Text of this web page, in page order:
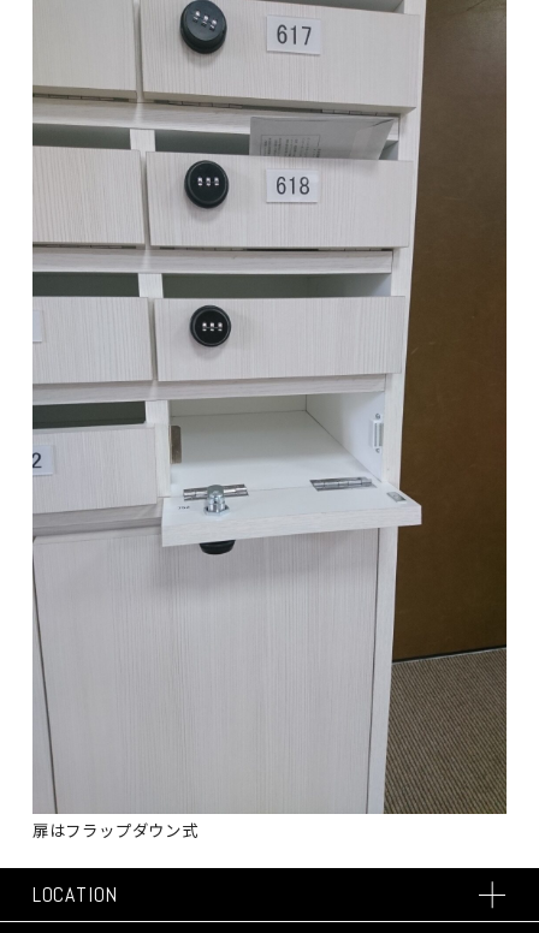
扉はフラップダウン式
LOCATION